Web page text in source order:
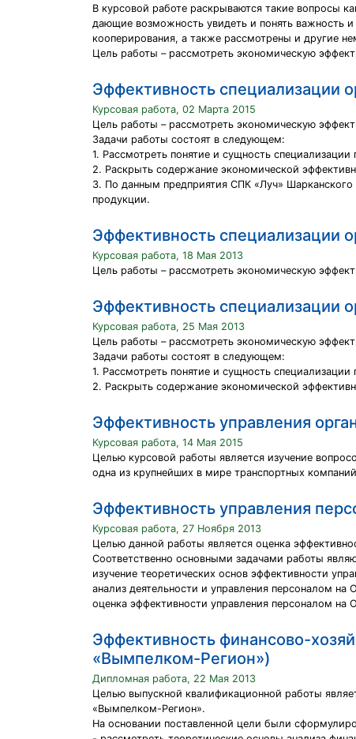
В курсовой работе раскрываются такие вопросы
дающие возможность увидеть и понять важность
кооперирования, а также рассмотрены и другие
Цель работы – рассмотреть экономическую
Эффективность специализации
Курсовая работа, 02 Марта 2015
Цель работы – рассмотреть экономическую
Задачи работы состоят в следующем:
1. Рассмотреть понятие и сущность
2. Раскрыть содержание экономической
3. По данным предприятия СПК «Луч» Шарканского
продукции.
Эффективность специализации
Курсовая работа, 18 Мая 2013
Цель работы – рассмотреть экономическую
Эффективность специализации
Курсовая работа, 25 Мая 2013
Цель работы – рассмотреть экономическую
Задачи работы состоят в следующем:
1. Рассмотреть понятие и сущность
2. Раскрыть содержание экономической
Эффективность управления
Курсовая работа, 14 Мая 2015
Целью курсовой работы является изучение
одна из крупнейших в мире транспортных
Эффективность управления
Курсовая работа, 27 Ноября 2013
Целью данной работы является оценка
Соответственно основными задачами работы
изучение теоретических основ эффективности
анализ деятельности и управления персоналом
оценка эффективности управления персоналом
Эффективность финансово-
«Вымпелком-Регион»)
Дипломная работа, 22 Мая 2013
Целью выпускной квалификационной работы
«Вымпелком-Регион».
На основании поставленной цели были